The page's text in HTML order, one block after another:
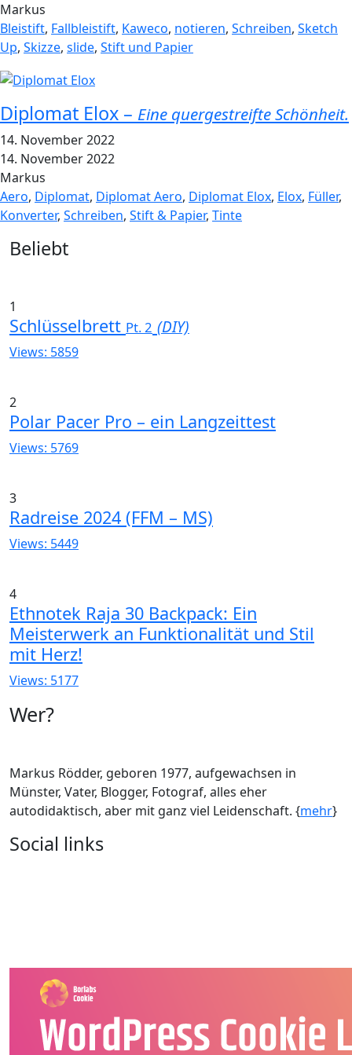
Markus
Bleistift, Fallbleistift, Kaweco, notieren, Schreiben, Sketch
Up, Skizze, slide, Stift und Papier
Diplomat Elox – Eine quergestreifte Schönheit.
14. November 2022
14. November 2022
Markus
Aero, Diplomat, Diplomat Aero, Diplomat Elox, Elox, Füller,
Konverter, Schreiben, Stift & Papier, Tinte
Widgets
Beliebt
1
Schlüsselbrett Pt. 2 (DIY)
Views: 5859
2
Polar Pacer Pro – ein Langzeittest
Views: 5769
3
Radreise 2024 (FFM – MS)
Views: 5449
4
Ethnotek Raja 30 Backpack: Ein
Meisterwerk an Funktionalität und Stil
mit Herz!
Views: 5177
Wer?
Markus Rödder, geboren 1977, aufgewachsen in
Münster, Vater, Blogger, Fotograf, alles eher
autodidaktisch, aber mit ganz viel Leidenschaft. {mehr}
Social links